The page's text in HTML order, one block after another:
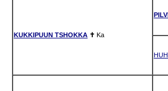
KUKKIPUUN TSHOKKA ✝ Ka